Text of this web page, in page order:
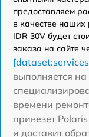
предоставляем
в качестве наших
IDR 30V будет
заказа на сайте
выполняется на
времени
привезет
и доставит